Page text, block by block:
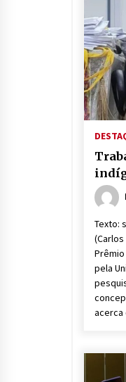
Texto:
Prêmio
pela
acerca